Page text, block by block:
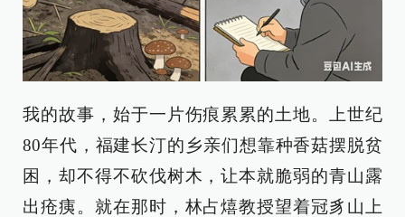
我的故事，始于一片伤痕累累的土地。上世纪
80年代，福建长汀的乡亲们想靠种香菇摆脱贫
困，却不得不砍伐树木，让本就脆弱的青山露
出疮痍。就在那时，林占熺教授望着冠豸山上